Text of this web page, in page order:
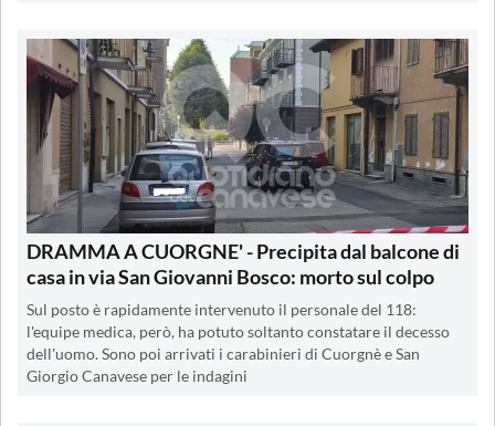
DRAMMA A CUORGNE' - Precipita dal balcone di
casa in via San Giovanni Bosco: morto sul colpo
Sul posto è rapidamente intervenuto il personale del 118:
l'equipe medica, però, ha potuto soltanto constatare il decesso
dell'uomo. Sono poi arrivati i carabinieri di Cuorgnè e San
Giorgio Canavese per le indagini